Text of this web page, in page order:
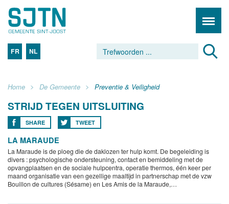
FR NL
Home De Gemeente Preventie & Veiligheid
STRIJD TEGEN UITSLUITING
SHARE TWEET
LA MARAUDE
La Maraude is de ploeg die de daklozen ter hulp komt. De begeleiding is
divers : psychologische ondersteuning, contact en bemiddeling met de
opvangplaatsen en de sociale hulpcentra, operatie thermos, één keer per
maand organisatie van een gezellige maaltijd in partnerschap met de vzw
Bouillon de cultures (Sésame) en Les Amis de la Maraude,…